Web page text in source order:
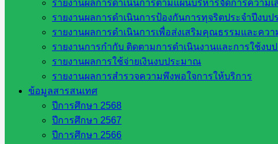
รายงานผลการดำเนินการตามแผนบริหารจัดการควา
รายงานผลการดำเนินการป้องกันการทุจริตประจำปีงบ
รายงานผลการดำเนินการเพื่อส่งเสริมคุณธรรมและคว
รายงานการกำกับ ติดตามการดำเนินงานและการใช้งบ
รายงานผลการใช้จ่ายเงินงบประมาณ
รายงานผลการสำรวจความพึงพอใจการให้บริการ
ข้อมูลสารสนเทศ
ปีการศึกษา 2568
ปีการศึกษา 2567
ปีการศึกษา 2566
กลุ่มนโยบายและแผน
กลุ่มส่งเสริมการจัดการศึกษา
กลุ่มบริหารงานบุคคล
กลุ่มพัฒนาครูและบุคลากรฯ
กลุ่มนิเทศติดตามและประเมินผลฯ
::: ©2021 sakarea2.go.th. All rights reserved. Design By SK2 ICT TEAM
สอบถามได้นะคะ